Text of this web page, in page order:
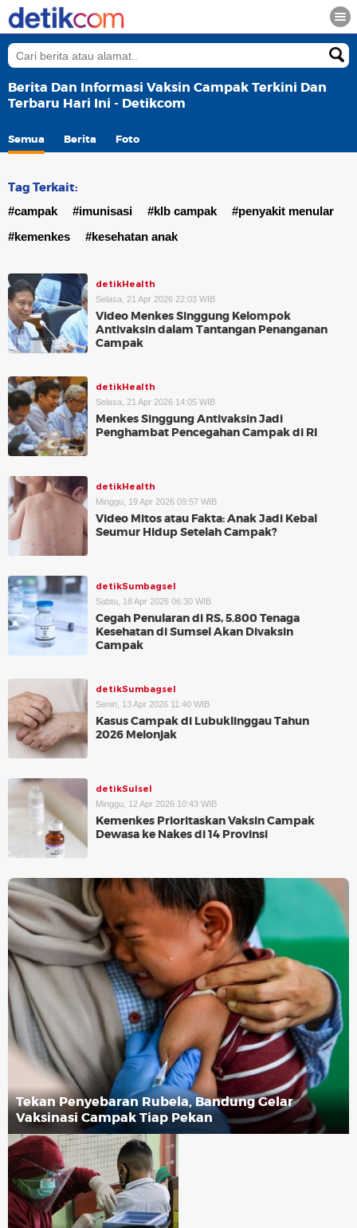
Berita Dan Informasi Vaksin Campak Terkini Dan
Terbaru Hari Ini - Detikcom
Semua Berita Foto
Tag Terkait:
#campak #imunisasi #klb campak
#penyakit menular
#kemenkes
#kesehatan anak
detikHealth
Selasa, 21 Apr 2026 22:03 WIB
Video Menkes Singgung Kelompok
Antivaksin dalam Tantangan Penanganan
Campak
detikHealth
Selasa, 21 Apr 2026 14:05 WIB
Menkes Singgung Antivaksin Jadi
Penghambat Pencegahan Campak di RI
detikHealth
Minggu, 19 Apr 2026 09:57 WIB
Video Mitos atau Fakta: Anak Jadi Kebal
Seumur Hidup Setelah Campak?
detikSumbagsel
Sabtu, 18 Apr 2026 06:30 WIB
Cegah Penularan di RS, 5.800 Tenaga
Kesehatan di Sumsel Akan Divaksin
Campak
detikSumbagsel
Senin, 13 Apr 2026 11:40 WIB
Kasus Campak di Lubuklinggau Tahun
2026 Melonjak
detikSulsel
Minggu, 12 Apr 2026 10:43 WIB
Kemenkes Prioritaskan Vaksin Campak
Dewasa ke Nakes di 14 Provinsi
Tekan Penyebaran Rubela, Bandung Gelar
Vaksinasi Campak Tiap Pekan